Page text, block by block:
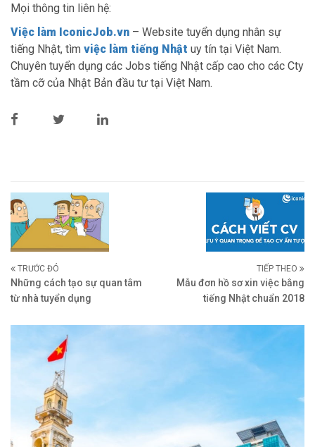
Mọi thông tin liên hệ:
Việc làm IconicJob.vn – Website tuyển dụng nhân sự
tiếng Nhật, tìm việc làm tiếng Nhật uy tín tại Việt Nam.
Chuyên tuyển dụng các Jobs tiếng Nhật cấp cao cho các Cty
tầm cỡ của Nhật Bản đầu tư tại Việt Nam.
TRƯỚC ĐÓ
Những cách tạo sự quan tâm
từ nhà tuyển dụng
TIẾP THEO
Mẫu đơn hồ sơ xin việc bằng
tiếng Nhật chuẩn 2018